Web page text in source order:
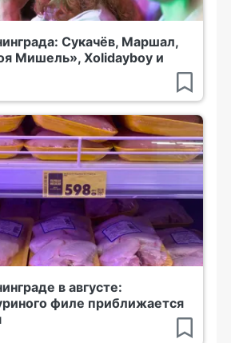
Сукачёв, Маршал,
Мишель», Xolidayboy и
в августе:
филе приближается